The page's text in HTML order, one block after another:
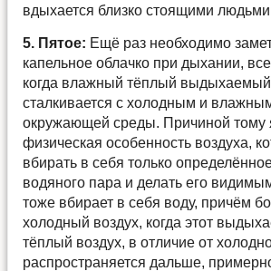
вдыхается близко стоящими
5. Пятое: Ещё раз необходимо
капельное облачко при дыхании,
когда влажный тёплый выдыхаемый
сталкивается с холодным и
окружающей среды. Причиной тому
физическая особенность воздуха,
вбирать в себя только
водяного пара и делать его
тоже вбирает в себя воду, причём
холодный воздух, когда этот
тёплый воздух, в отличие от
распространяется дальше,